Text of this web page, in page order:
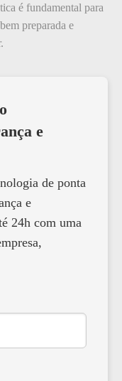
é fundamental para
preparada e
e
de ponta
e
24h com uma